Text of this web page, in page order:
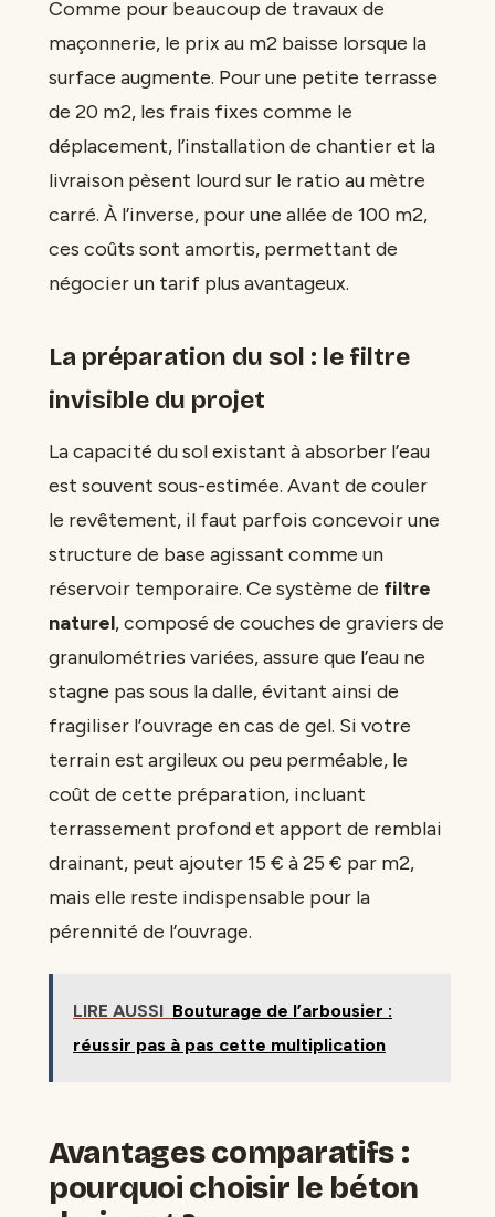
Comme pour beaucoup de travaux de
maçonnerie, le prix au m2 baisse lorsque la
surface augmente. Pour une petite terrasse
de 20 m2, les frais fixes comme le
déplacement, l’installation de chantier et la
livraison pèsent lourd sur le ratio au mètre
carré. À l’inverse, pour une allée de 100 m2,
ces coûts sont amortis, permettant de
négocier un tarif plus avantageux.
La préparation du sol : le filtre
invisible du projet
La capacité du sol existant à absorber l’eau
est souvent sous-estimée. Avant de couler
le revêtement, il faut parfois concevoir une
structure de base agissant comme un
réservoir temporaire. Ce système de filtre
naturel, composé de couches de graviers de
granulométries variées, assure que l’eau ne
stagne pas sous la dalle, évitant ainsi de
fragiliser l’ouvrage en cas de gel. Si votre
terrain est argileux ou peu perméable, le
coût de cette préparation, incluant
terrassement profond et apport de remblai
drainant, peut ajouter 15 € à 25 € par m2,
mais elle reste indispensable pour la
pérennité de l’ouvrage.
LIRE AUSSI Bouturage de l’arbousier :
réussir pas à pas cette multiplication
Avantages comparatifs :
pourquoi choisir le béton